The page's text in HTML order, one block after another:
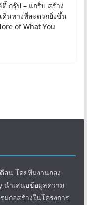
กรุ๊ป – แกร็บ สร้าง
ดินทางที่สะดวกยิ่งขึ้น
of What You
อน โดยทีมงานกอง
นำเสนอข้อมูลความ
มก่อสร้างในโครงการ